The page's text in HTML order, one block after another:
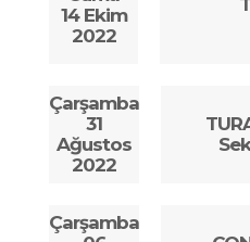
14 Ekim
2022
Çarşamba
31
Ağustos
2022
Çarşamba